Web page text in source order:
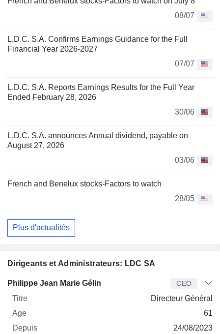
08/07
L.D.C. S.A. Confirms Earnings Guidance for the Full
Financial Year 2026-2027
07/07
L.D.C. S.A. Reports Earnings Results for the Full Year
Ended February 28, 2026
30/06
L.D.C. S.A. announces Annual dividend, payable on
August 27, 2026
03/06
French and Benelux stocks-Factors to watch
28/05
Plus d'actualités
Dirigeants et Administrateurs: LDC SA
Dirigeant Titre Age Depuis
Philippe Jean Marie Gélin CEO
Directeur Général
61
24/08/2023